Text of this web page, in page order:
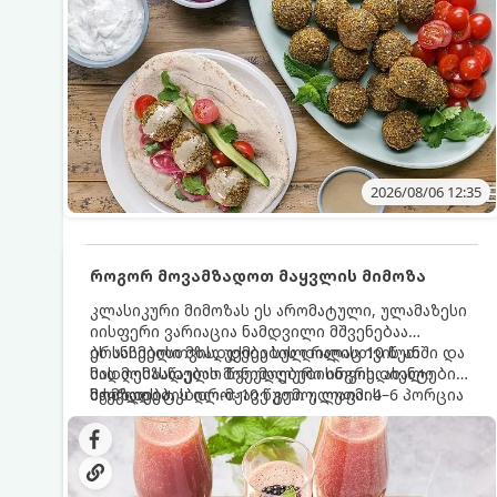
2026/08/06 12:35
როგორ მოვამზადოთ მაყვლის მიმოზა
კლასიკური მიმოზას ეს არომატული, ულამაზესი
იისფერი ვარიაცია ნამდვილი მშვენებაა
ბრანჩებისთვის, უქმეების დილისთვის ან
სადღესასწაულო წვეულებებისთვის. ახალი
მაყვლის ტკბილ-მჟავე გემო, ლაიმის
ციტრუსოვანი არომატი და ცქრიალა ღვინის
ბუშტუკები ქმნის საოცრად დახვეწილ და
მაგრილებელ კოქტეილს.
ეს სასმელი მზადდება სულ რაღაც 10 წუთში და
მის მომზადებას მინიმალური ინგრედიენტები
სჭირდება.
მომზადების დრო: 10 წუთი ულუფა: 4–6 პორცია